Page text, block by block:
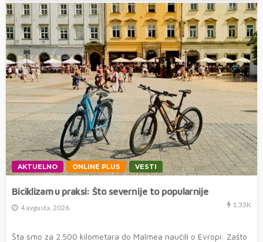
AKTUELNO ONLINE PLUS VESTI
Biciklizam u praksi: Što severnije to popularnije
4 avgusta, 2026 1.33K
Šta smo za 2.500 kilometara do Malmea naučili o Evropi: Zašto